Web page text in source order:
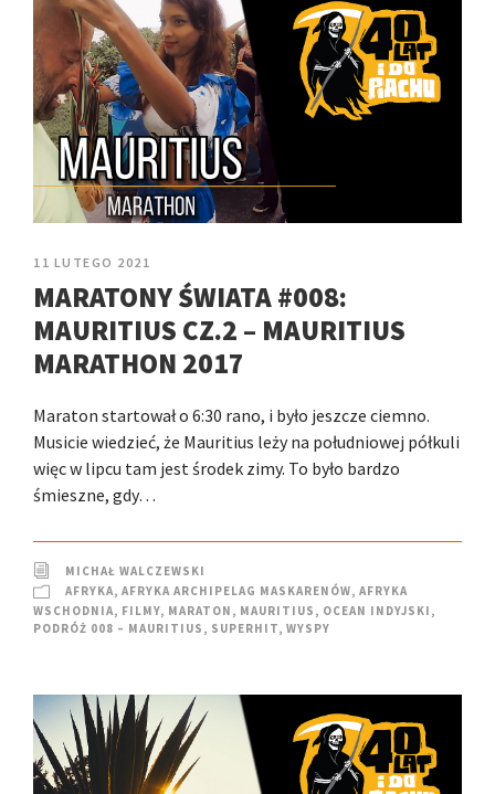
11 LUTEGO 2021
MARATONY ŚWIATA #008:
MAURITIUS CZ.2 – MAURITIUS
MARATHON 2017
Maraton startował o 6:30 rano, i było jeszcze ciemno.
Musicie wiedzieć, że Mauritius leży na południowej półkuli
więc w lipcu tam jest środek zimy. To było bardzo
śmieszne, gdy…
MICHAŁ WALCZEWSKI
AFRYKA, AFRYKA ARCHIPELAG MASKARENÓW, AFRYKA
WSCHODNIA, FILMY, MARATON , MAURITIUS , OCEAN INDYJSKI ,
PODRÓŻ 008 – MAURITIUS , SUPERHIT, WYSPY